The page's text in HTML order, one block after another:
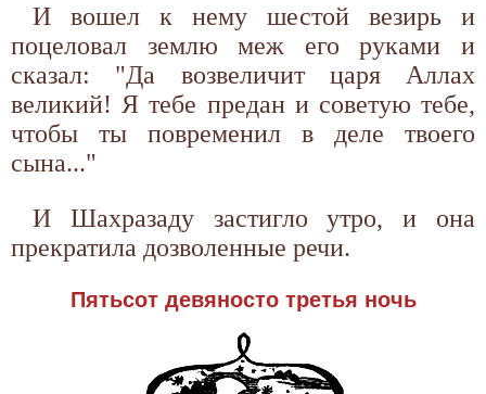
И вошел к нему шестой везирь и
поцеловал землю меж его руками и
сказал: "Да возвеличит царя Аллах
великий! Я тебе предан и советую тебе,
чтобы ты повременил в деле твоего
сына..."
И Шахразаду застигло утро, и она
прекратила дозволенные речи.
Пятьсот девяносто третья ночь